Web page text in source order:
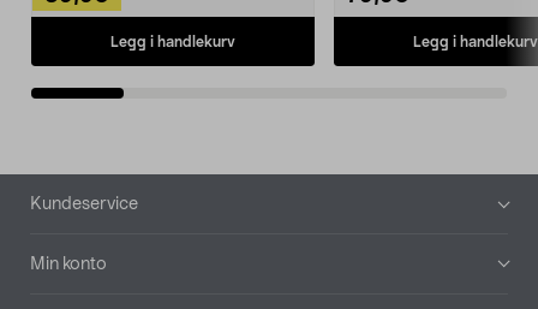
Legg i handlekurv Legg i handlekurv
Bunntekst
Kundeservice
Min konto